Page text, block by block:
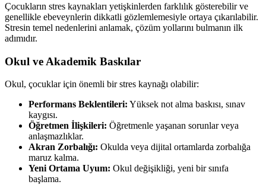
Çocukların stres kaynakları yetişkinlerden farklılık gösterebilir ve
genellikle ebeveynlerin dikkatli gözlemlemesiyle ortaya çıkarılabilir.
Stresin temel nedenlerini anlamak, çözüm yollarını bulmanın ilk
adımıdır.
Okul ve Akademik Baskılar
Okul, çocuklar için önemli bir stres kaynağı olabilir:
Performans Beklentileri: Yüksek not alma baskısı, sınav
kaygısı.
Öğretmen İlişkileri: Öğretmenle yaşanan sorunlar veya
anlaşmazlıklar.
Akran Zorbalığı: Okulda veya dijital ortamlarda zorbalığa
maruz kalma.
Yeni Ortama Uyum: Okul değişikliği, yeni bir sınıfa
başlama.